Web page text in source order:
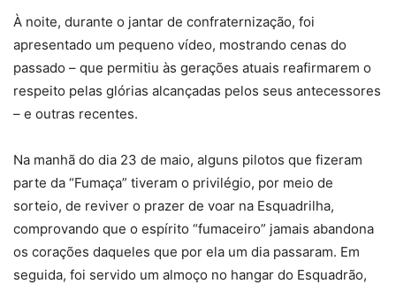
À noite, durante o jantar de confraternização, foi
apresentado um pequeno vídeo, mostrando cenas do
passado – que permitiu às gerações atuais reafirmarem o
respeito pelas glórias alcançadas pelos seus antecessores
– e outras recentes.
Na manhã do dia 23 de maio, alguns pilotos que fizeram
parte da “Fumaça” tiveram o privilégio, por meio de
sorteio, de reviver o prazer de voar na Esquadrilha,
comprovando que o espírito “fumaceiro” jamais abandona
os corações daqueles que por ela um dia passaram. Em
seguida, foi servido um almoço no hangar do Esquadrão,